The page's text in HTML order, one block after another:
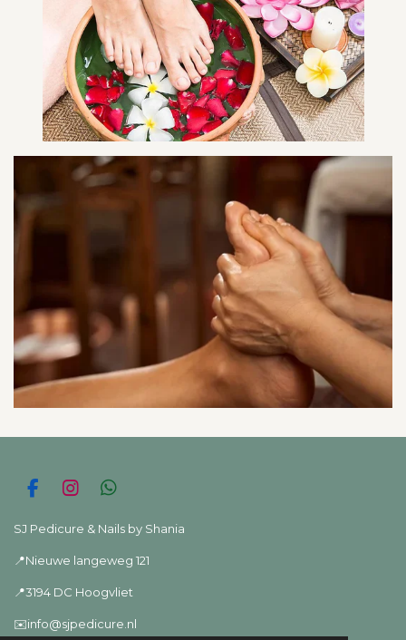
F
c
b
o
k
I
s
a
r
a
m
W
a
s
p
SJ Pedicure & Nails by Shania
📍Nieuwe langeweg 121
📍3194 DC Hoogvliet
✉️info@sjpedicure.nl